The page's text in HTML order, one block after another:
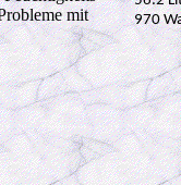
mit
970